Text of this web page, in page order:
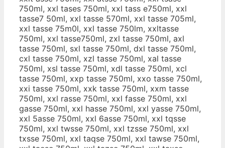
750ml, xxl tases 750ml, xxl tass e750ml, xxl
tasse7 50ml, xxl tasse 570ml, xxl tasse 705ml,
xxl tasse 75m0l, xxl tasse 750lm, xxltasse
750ml, xxl tasse750ml, zxl tasse 750ml, axl
tasse 750ml, sxl tasse 750ml, dxl tasse 750ml,
cxl tasse 750ml, xzl tasse 750ml, xal tasse
750ml, xsl tasse 750ml, xdl tasse 750ml, xcl
tasse 750ml, xxp tasse 750ml, xxo tasse 750ml,
xxi tasse 750ml, xxk tasse 750ml, xxm tasse
750ml, xxl rasse 750ml, xxl fasse 750ml, xxl
gasse 750ml, xxl hasse 750ml, xxl yasse 750ml,
xxl 5asse 750ml, xxl 6asse 750ml, xxl tqsse
750ml, xxl twsse 750ml, xxl tzsse 750ml, xxl
txsse 750ml, xxl taqse 750ml, xxl tawse 750ml,